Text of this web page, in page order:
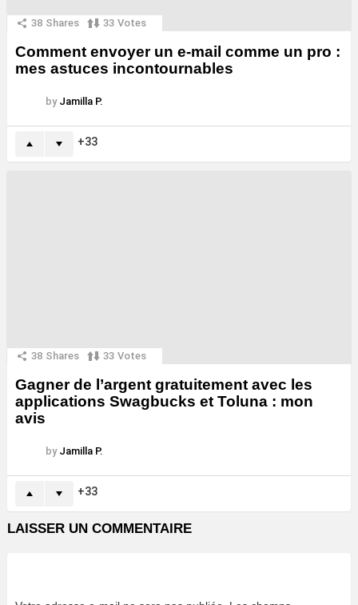
38 Shares 33 Votes
Comment envoyer un e-mail comme un pro :
mes astuces incontournables
by Jamilla P.
33
38 Shares 33 Votes
Gagner de l’argent gratuitement avec les
applications Swagbucks et Toluna : mon
avis
by Jamilla P.
33
LAISSER UN COMMENTAIRE